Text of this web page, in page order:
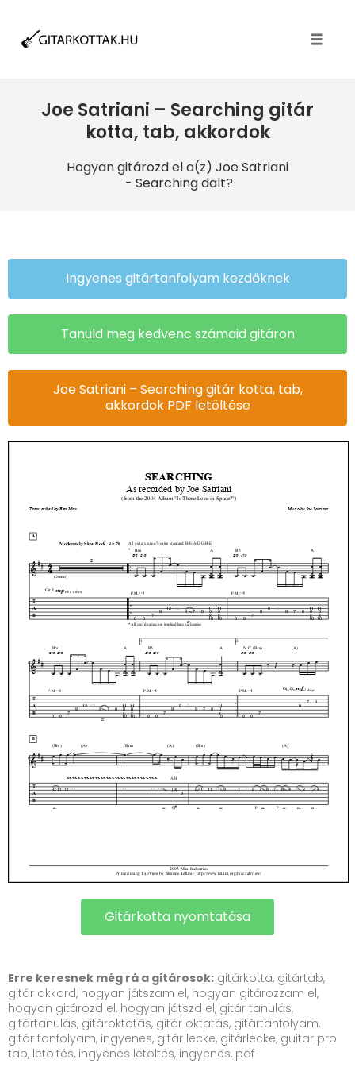
Joe Satriani – Searching gitár
kotta, tab, akkordok
Hogyan gitározd el a(z) Joe Satriani
- Searching dalt?
Ingyenes gitártanfolyam kezdőknek
Tanuld meg kedvenc számaid gitáron
Joe Satriani – Searching gitár kotta, tab,
akkordok PDF letöltése
Gitárkotta nyomtatása
Erre keresnek még rá a gitárosok: gitárkotta, gitártab,
gitár akkord, hogyan játszam el, hogyan gitározzam el,
hogyan gitározd el, hogyan játszd el, gitár tanulás,
gitártanulás, gitároktatás, gitár oktatás, gitártanfolyam,
gitár tanfolyam, ingyenes, gitár lecke, gitárlecke, guitar pro
tab, letöltés, ingyenes letöltés, ingyenes, pdf